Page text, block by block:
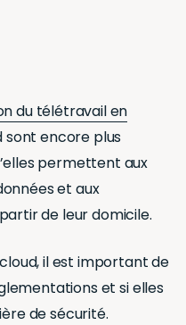
du télétravail en
sont encore plus
permettent aux
et aux
de leur domicile.
il est important de
et si elles
de sécurité.